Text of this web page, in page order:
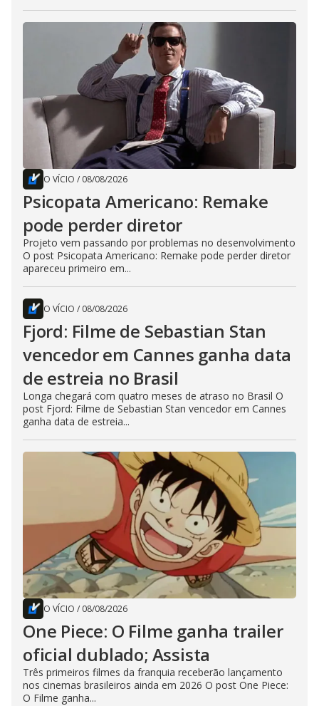
O VÍCIO / 08/08/2026
Psicopata Americano: Remake
pode perder diretor
Projeto vem passando por problemas no desenvolvimento
O post Psicopata Americano: Remake pode perder diretor
apareceu primeiro em...
O VÍCIO / 08/08/2026
Fjord: Filme de Sebastian Stan
vencedor em Cannes ganha data
de estreia no Brasil
Longa chegará com quatro meses de atraso no Brasil O
post Fjord: Filme de Sebastian Stan vencedor em Cannes
ganha data de estreia...
O VÍCIO / 08/08/2026
One Piece: O Filme ganha trailer
oficial dublado; Assista
Três primeiros filmes da franquia receberão lançamento
nos cinemas brasileiros ainda em 2026 O post One Piece:
O Filme ganha...